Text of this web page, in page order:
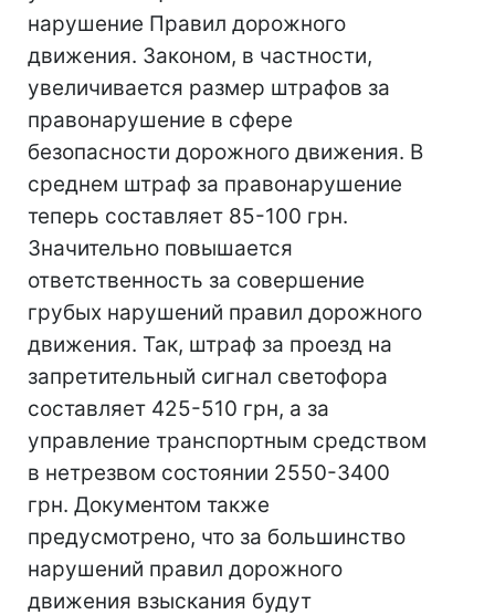
нарушение Правил дорожного
движения. Законом, в частности,
увеличивается размер штрафов за
правонарушение в сфере
безопасности дорожного движения. В
среднем штраф за правонарушение
теперь составляет 85-100 грн.
Значительно повышается
ответственность за совершение
грубых нарушений правил дорожного
движения. Так, штраф за проезд на
запретительный сигнал светофора
составляет 425-510 грн, а за
управление транспортным средством
в нетрезвом состоянии 2550-3400
грн. Документом также
предусмотрено, что за большинство
нарушений правил дорожного
движения взыскания будут